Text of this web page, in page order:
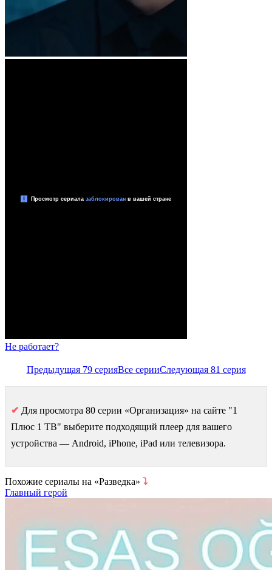
Не работает?
Предыдущая 79 серияВсе серииСледующая 81 серия
✔ Для просмотра 80 серии «Организация» на сайте "1
Плюс 1 ТВ" выберите подходящий плеер для вашего
устройства — Android, iPhone, iPad или телевизора.
Похожие сериалы на «Разведка» ⤵
Главный герой